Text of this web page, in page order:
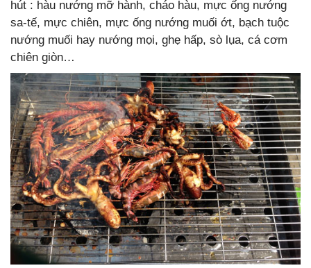
hút : hàu nướng mỡ hành, cháo hàu, mực ống nướng
sa-tế, mực chiên, mực ống nướng muối ớt, bạch tuộc
nướng muối hay nướng mọi, ghẹ hấp, sò lụa, cá cơm
chiên giòn…